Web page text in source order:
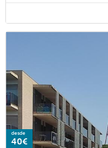
desde
40€